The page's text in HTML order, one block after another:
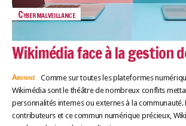
Cybermalveillance
Wikimédia face à la gestion
Abonné
Comme sur toutes les plateformes
Wikimédia sont le théâtre de nombreux conflits
personnalités internes ou externes à la
contributeurs et ce commun numérique précieux,